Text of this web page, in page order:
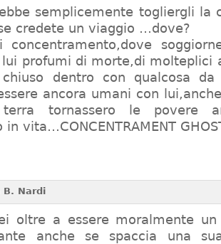
semplicemente togliergli la
credete un viaggio …dove?
profumi di morte,di molteplici
chiuso dentro con qualcosa
ancora umani con
tornassero le povere
in vita…CONCENTRAMENT
B. Nardi
oltre a essere moralmente
anche se spaccia una